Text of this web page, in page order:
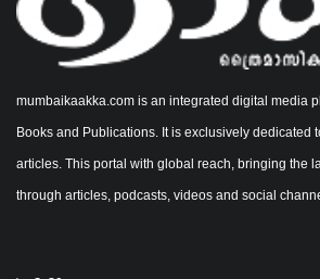
mumbaikaakka.com is an integrated digital media
Books and Publications. It is exclusively dedicated
articles. This portal with global reach, bringing the
through articles, podcasts, videos and social